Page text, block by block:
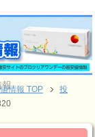
報情報 TOP
投